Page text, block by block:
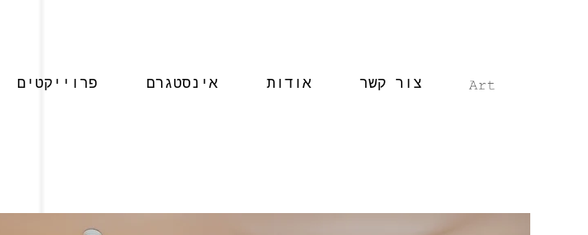
פרוייקטים אינסטגרם אודות צור קשר